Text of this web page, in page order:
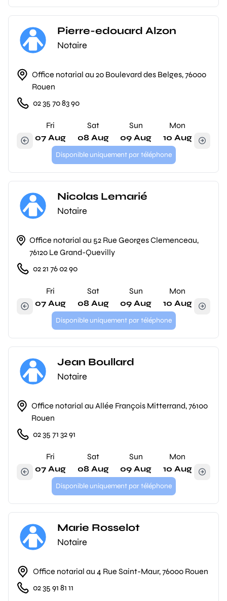
Pierre-edouard Alzon
Notaire
Office notarial au 20 Boulevard des Belges, 76000
Rouen
02 35 70 83 90
Fri
07 Aug
Sat
08 Aug
Sun
09 Aug
Mon
10 Aug
Disponible uniquement par téléphone
Nicolas Lemarié
Notaire
Office notarial au 52 Rue Georges Clemenceau,
76120 Le Grand-Quevilly
02 21 76 02 90
Fri
07 Aug
Sat
08 Aug
Sun
09 Aug
Mon
10 Aug
Disponible uniquement par téléphone
Jean Boullard
Notaire
Office notarial au Allée François Mitterrand, 76100
Rouen
02 35 71 32 91
Fri
07 Aug
Sat
08 Aug
Sun
09 Aug
Mon
10 Aug
Disponible uniquement par téléphone
Marie Rosselot
Notaire
Office notarial au 4 Rue Saint-Maur, 76000 Rouen
02 35 91 81 11